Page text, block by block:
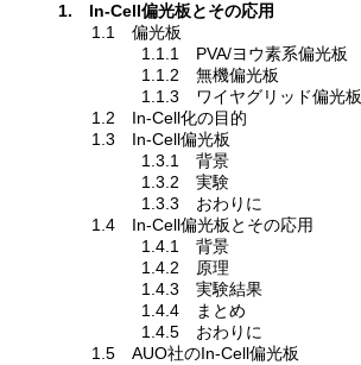
1. In-Cell偏光板とその応用
1.1 偏光板
1.1.1 PVA/ヨウ素系偏光板
1.1.2 無機偏光板
1.1.3 ワイヤグリッド偏光板
1.2 In-Cell化の目的
1.3 In-Cell偏光板
1.3.1 背景
1.3.2 実験
1.3.3 おわりに
1.4 In-Cell偏光板とその応用
1.4.1 背景
1.4.2 原理
1.4.3 実験結果
1.4.4 まとめ
1.4.5 おわりに
1.5 AUO社のIn-Cell偏光板